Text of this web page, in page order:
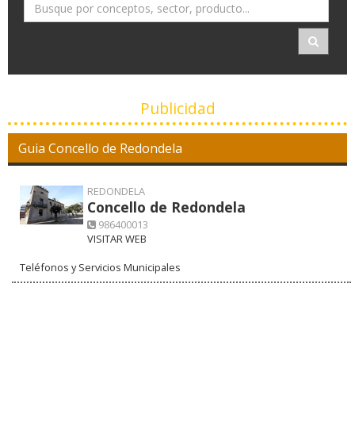
Publicidad
Guia Concello de Redondela
REDONDELA
Concello de Redondela
986400013
VISITAR WEB
Teléfonos y Servicios Municipales